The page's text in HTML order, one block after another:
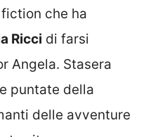
che ha
Ricci di farsi
Angela. Stasera
puntate della
delle avventure